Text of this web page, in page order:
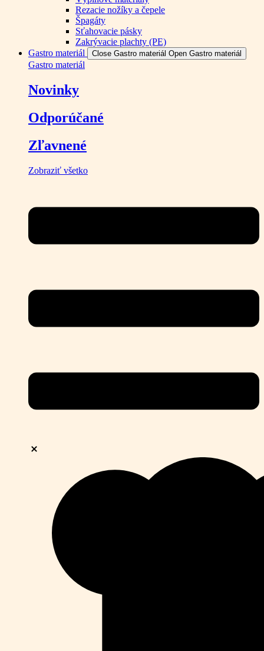
Rezacie nožíky a čepele
Špagáty
Sťahovacie pásky
Zakrývacie plachty (PE)
Gastro materiál
Close Gastro materiál Open Gastro materiál
Gastro materiál
Novinky
Odporúčané
Zľavnené
Zobraziť všetko